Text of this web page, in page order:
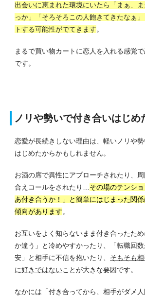
出会いに恵まれた環境にいたら「まぁ、
っか」「そろそろこの人飽きてきたなぁ
トする可能性がでてきます。
まるで買い物カートに恋人を入れる感覚
です。
ノリや勢いで付き合いはじめ
恋愛が長続きしない理由は、軽いノリや
はじめたからかもしれません。
お酒の席で異性にアプローチされたり、
合えコールをされたり… その場のテンシ
あ付き合うか！」と簡単にはじまった関
傾向があります。
お互いをよく知らないまま付き合ったた
か違う」と冷めやすかったり、「転職回
安」と相手に不信を抱いたり、 そもそも
に好きではないことが大きな要因です。
なかには「付き合ってから、相手がダメ